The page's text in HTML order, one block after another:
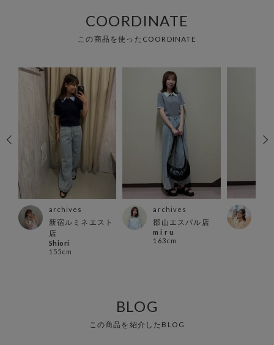
COORDINATE
この商品を使ったCOORDINATE
archives
新宿ルミネエスト
店
Shiori
155cm
archives
郡山エスパル店
m i r u
163cm
BLOG
この商品を紹介したBLOG